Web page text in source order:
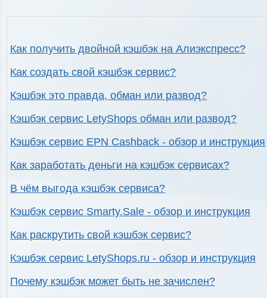
Как получить двойной кэшбэк на Алиэкспресс?
Как создать свой кэшбэк сервис?
Кэшбэк это правда, обман или развод?
Кэшбэк сервис LetyShops обман или развод?
Кэшбэк сервис EPN Cashback - обзор и инструкция
Как заработать деньги на кэшбэк сервисах?
В чём выгода кэшбэк сервиса?
Кэшбэк сервис Smarty.Sale - обзор и инструкция
Как раскрутить свой кэшбэк сервис?
Кэшбэк сервис LetyShops.ru - обзор и инструкция
Почему кэшбэк может быть не зачислен?